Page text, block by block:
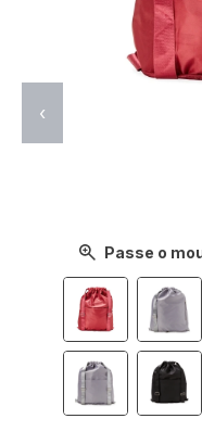
Passe o
‹